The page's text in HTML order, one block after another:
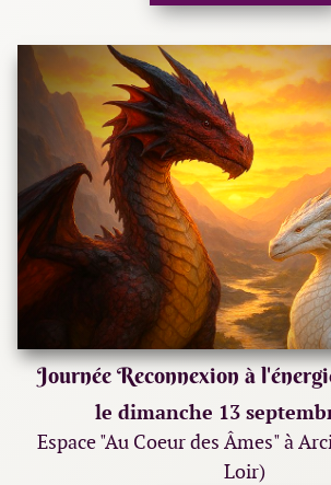
Journée Reconnexion à
le dimanche 13
Espace "Au Coeur des Âmes" à
Loir)